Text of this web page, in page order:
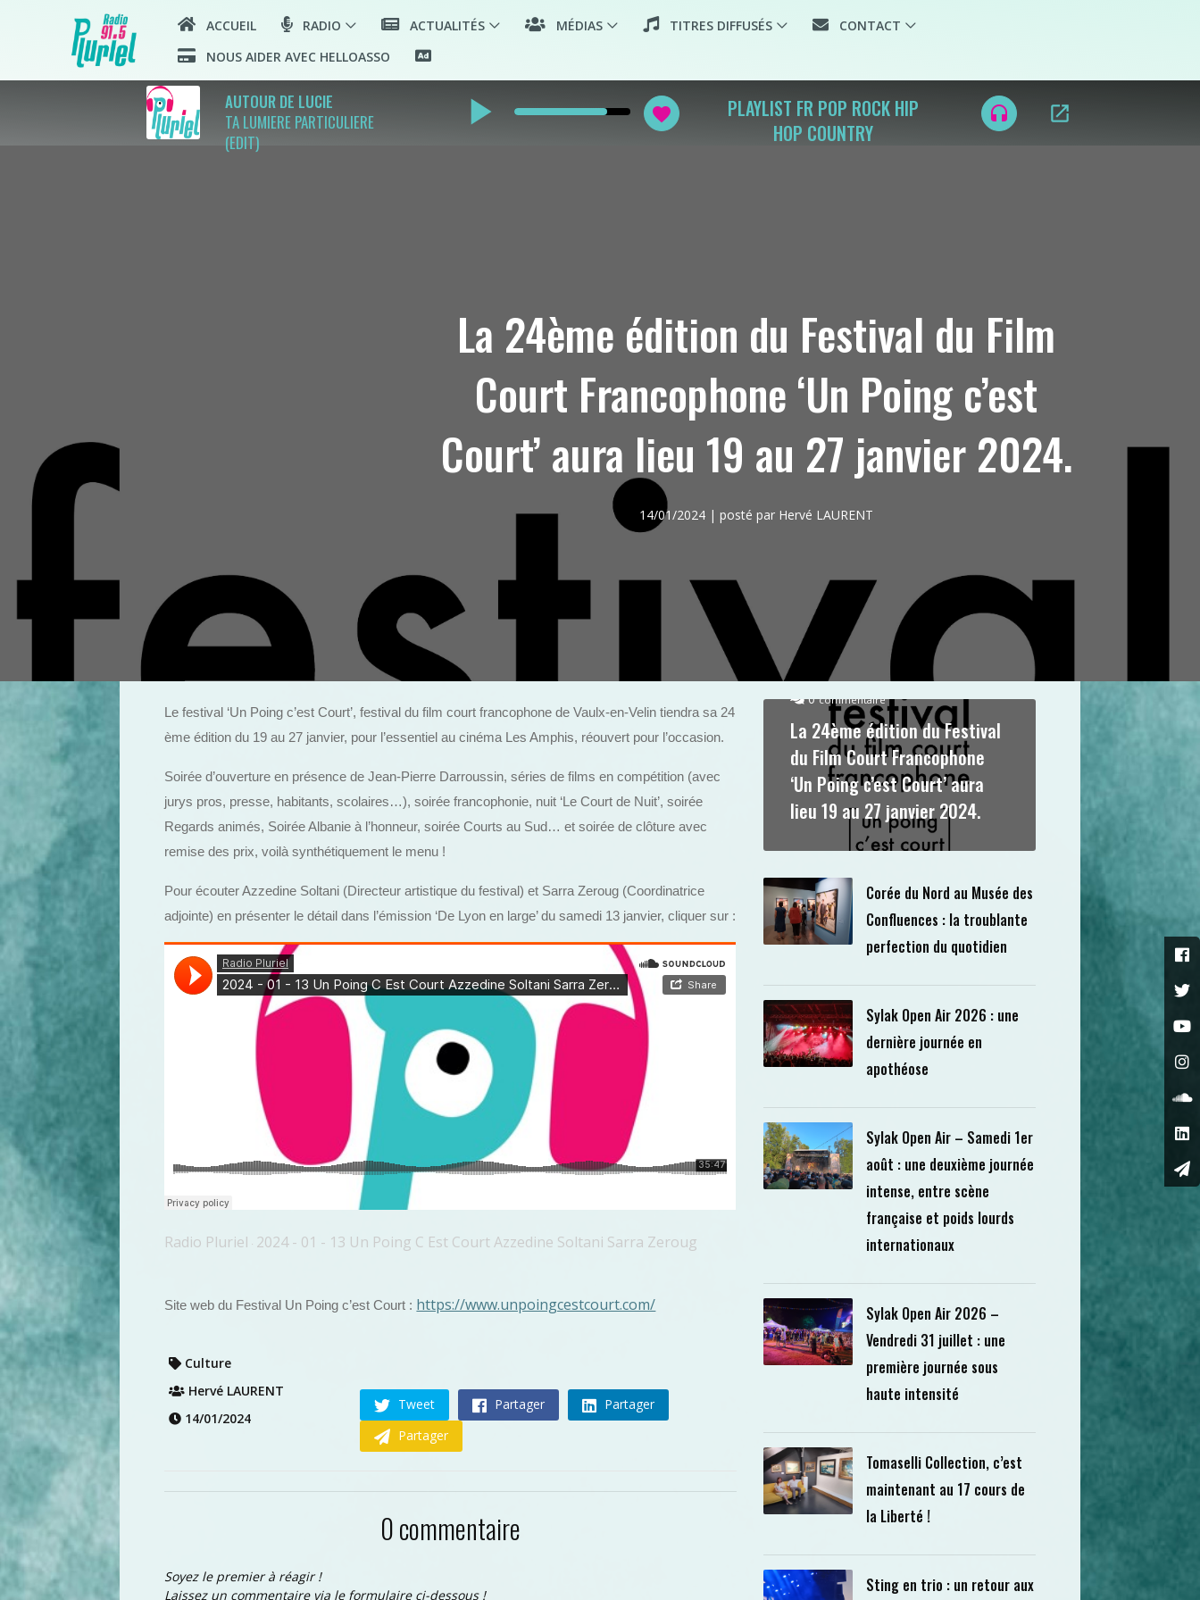
ACCUEIL RADIO ACTUALITÉS MÉDIAS TITRES DIFFUSÉS
CONTACT
NOUS AIDER AVEC HELLOASSO
AUTOUR DE LUCIE
TA LUMIERE PARTICULIERE
(EDIT)
play_arrow favorite
PLAYLIST FR POP ROCK HIP
HOP COUNTRY
headset open_in_new
La 24ème édition du Festival du Film
Court Francophone ‘Un Poing c’est
Court’ aura lieu 19 au 27 janvier 2024.
14/01/2024 | posté par Hervé LAURENT
Le festival ‘Un Poing c’est Court’, festival du film court francophone de Vaulx-en-Velin tiendra sa 24
ème édition du 19 au 27 janvier, pour l’essentiel au cinéma Les Amphis, réouvert pour l’occasion.
Soirée d’ouverture en présence de Jean-Pierre Darroussin, séries de films en compétition (avec
jurys pros, presse, habitants, scolaires…), soirée francophonie, nuit ‘Le Court de Nuit’, soirée
Regards animés, Soirée Albanie à l’honneur, soirée Courts au Sud… et soirée de clôture avec
remise des prix, voilà synthétiquement le menu !
Pour écouter Azzedine Soltani (Directeur artistique du festival) et Sarra Zeroug (Coordinatrice
adjointe) en présenter le détail dans l’émission ‘De Lyon en large’ du samedi 13 janvier, cliquer sur :
Radio Pluriel · 2024 - 01 - 13 Un Poing C Est Court Azzedine Soltani Sarra Zeroug
Site web du Festival Un Poing c’est Court : https://www.unpoingcestcourt.com/
Culture
Hervé LAURENT
14/01/2024
Tweet Partager
Partager
Partager
0 commentaire
Soyez le premier à réagir !
Laissez un commentaire via le formulaire ci-dessous !
0commentaire
La 24ème édition du Festival
du Film Court Francophone
‘Un Poing c’est Court’ aura
lieu 19 au 27 janvier 2024.
Corée du Nord au Musée des
Confluences : la troublante
perfection du quotidien
Sylak Open Air 2026 : une
dernière journée en
apothéose
Sylak Open Air – Samedi 1er
août : une deuxième journée
intense, entre scène
française et poids lourds
internationaux
Sylak Open Air 2026 –
Vendredi 31 juillet : une
première journée sous
haute intensité
Tomaselli Collection, c’est
maintenant au 17 cours de
la Liberté !
Sting en trio : un retour aux